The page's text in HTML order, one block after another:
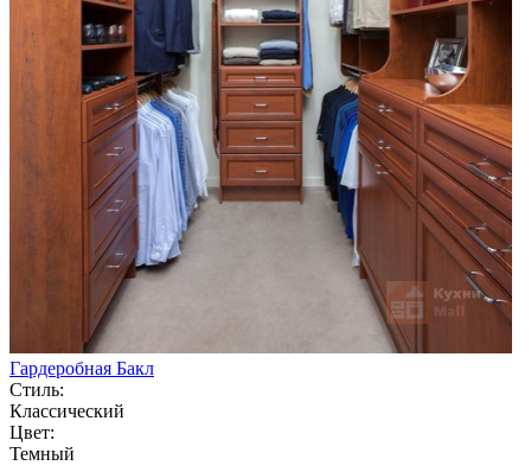
Гардеробная Бакл
Стиль:
Классический
Цвет:
Темный